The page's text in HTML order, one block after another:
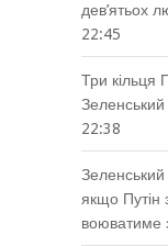
дев’ятьох
22:45
Три кільця
22:38
Зеленський
якщо Путін
воюватиме